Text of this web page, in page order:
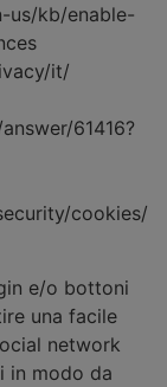
us/kb/enable-
it/
61416?
cookies/
e/o bottoni
una facile
network
in modo da